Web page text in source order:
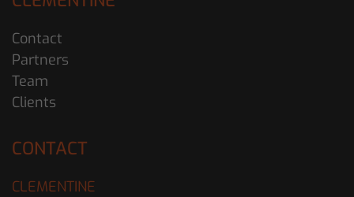
Contact
Partners
Team
Clients
CONTACT
CLEMENTINE